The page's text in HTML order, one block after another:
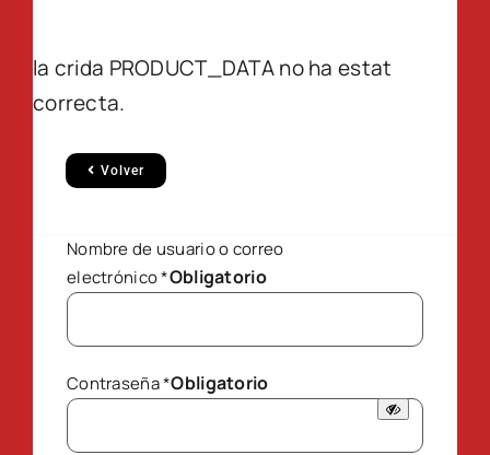
la crida PRODUCT_DATA no ha estat
correcta.
Volver
Nombre de usuario o correo
electrónico*Obligatorio
Contraseña*Obligatorio